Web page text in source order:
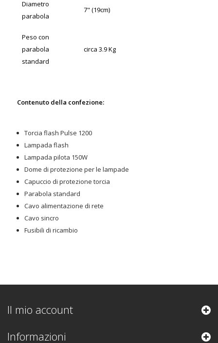
Diametro
parabola
7" (19cm)
Peso con
parabola
standard
circa 3.9 Kg
Contenuto della confezione:
Torcia flash Pulse 1200
Lampada flash
Lampada pilota 150W
Dome di protezione per le lampade
Capuccio di protezione torcia
Parabola standard
Cavo alimentazione di rete
Cavo sincro
Fusibili di ricambio
Il mio account
Informazioni